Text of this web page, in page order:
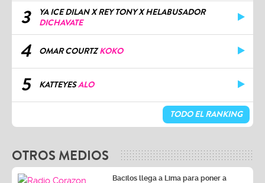
3
YA ICE DILAN X REY TONY X HELABUSADOR
DICHAVATE
4 OMAR COURTZKOKO
5 KATTEYESALO
TODO EL RANKING
OTROS MEDIOS
Bacilos llega a Lima para poner a